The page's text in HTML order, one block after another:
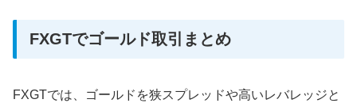
FXGTでゴールド取引まとめ
FXGTでは、ゴールドを狭スプレッドや高いレバレッジと